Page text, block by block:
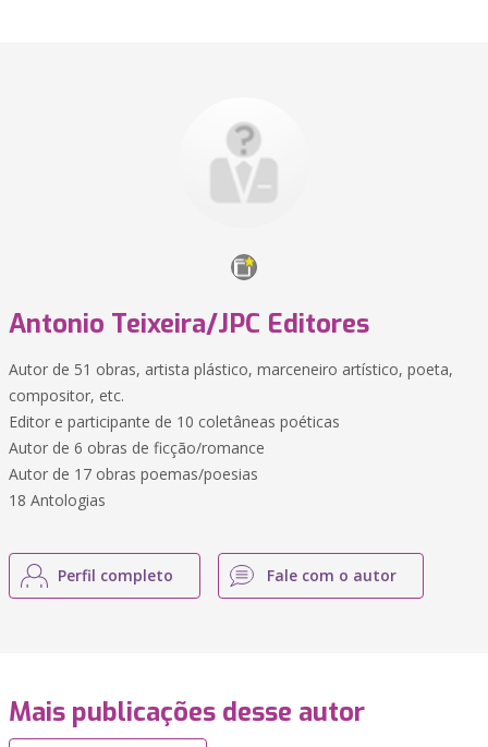
Antonio Teixeira/JPC Editores
Autor de 51 obras, artista plástico, marceneiro artístico, poeta,
compositor, etc.
Editor e participante de 10 coletâneas poéticas
Autor de 6 obras de ficção/romance
Autor de 17 obras poemas/poesias
18 Antologias
Perfil completo Fale com o autor
Mais publicações desse autor